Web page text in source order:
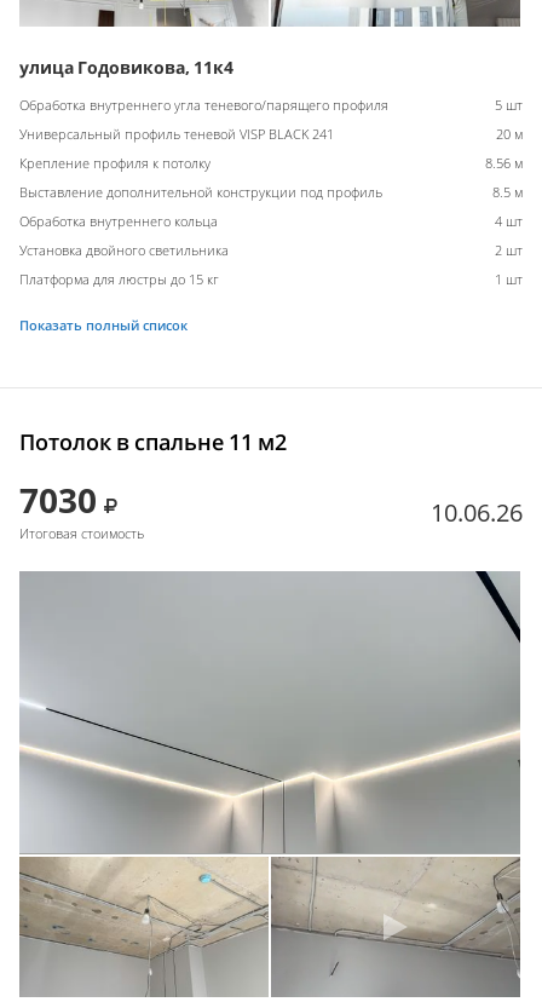
улица Годовикова, 11к4
Обработка внутреннего угла теневого/парящего профиля
5 шт
Универсальный профиль теневой VISP BLACK 241
20 м
Крепление профиля к потолку
8.56 м
Выставление дополнительной конструкции под профиль
8.5 м
Обработка внутреннего кольца
4 шт
Установка двойного светильника
2 шт
Платформа для люстры до 15 кг
1 шт
Показать полный список
Потолок в спальне 11 м2
7030
Итоговая стоимость
10.06.26